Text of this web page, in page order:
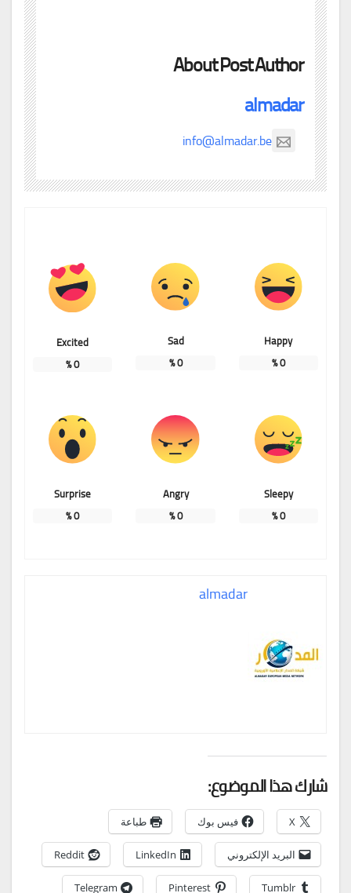
About Post Author
almadar
info@almadar.be
Happy
0
%
Sad
0
%
Excited
0
%
Sleepy
0
%
Angry
0
%
Surprise
0
%
almadar
شارك هذا الموضوع:
X فيس بوك طباعة
البريد الإلكتروني LinkedIn
Reddit
Tumblr
Pinterest
Telegram